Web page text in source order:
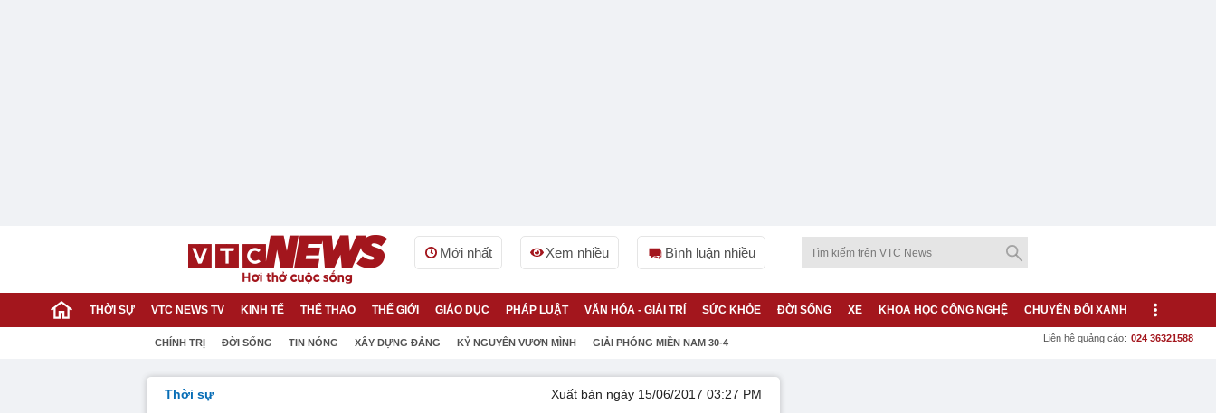
Mới nhất Xem nhiều Bình luận nhiều
THỜI SỰ VTC NEWS TV KINH TẾ THỂ THAO THẾ GIỚI GIÁO DỤC PHÁP LUẬT VĂN HÓA - GIẢI TRÍ SỨC KHỎE ĐỜI SỐNG XE KHOA HỌC CÔNG NGHỆ CHUYỂN ĐỔI XANH
CHÍNH TRỊ ĐỜI SỐNG TIN NÓNG XÂY DỰNG ĐẢNG KỶ NGUYÊN VƯƠN MÌNH GIẢI PHÓNG MIỀN NAM 30-4 Liên hệ quảng cáo: 024 36321588
Thời sự Xuất bản ngày 15/06/2017 03:27 PM